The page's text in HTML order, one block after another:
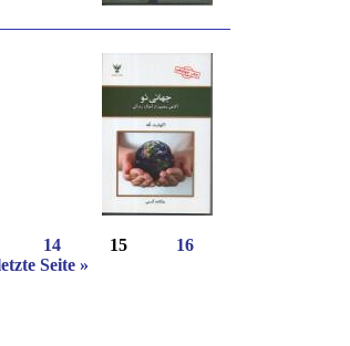
14 15
16
Seite »